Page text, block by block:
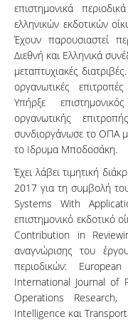
επιστημονικά
ελληνικών εκδοτικών
Έχουν παρουσιαστεί
Διεθνή και Ελληνικά
μεταπτυχιακές
οργανωτικές
Υπήρξε
οργανωτικής
συνδιοργάνωσε το ΟΠΑ
το Ιδρυμα Μποδοσάκη.
Έχει λάβει τιμητική
2017 για τη συμβολή
Systems With
επιστημονικό εκδοτικό
Contribution in
αναγνώρισης του
περιοδικών:
International Journal of
Operations
Intelligence και